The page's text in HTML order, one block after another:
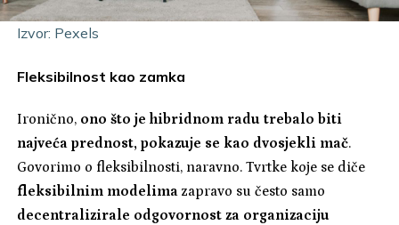
Izvor: Pexels
Fleksibilnost kao zamka
Ironično, ono što je hibridnom radu trebalo biti
najveća prednost, pokazuje se kao dvosjekli mač.
Govorimo o fleksibilnosti, naravno. Tvrtke koje se diče
fleksibilnim modelima zapravo su često samo
decentralizirale odgovornost za organizaciju